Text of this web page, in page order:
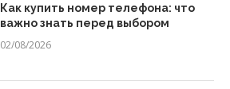
Как купить номер телефона: что
важно знать перед выбором
02/08/2026